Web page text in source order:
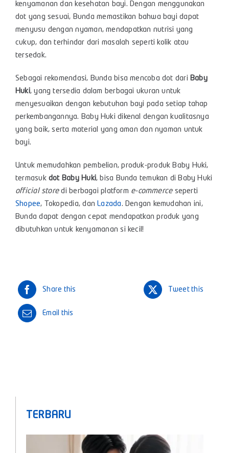
kenyamanan dan kesehatan bayi. Dengan menggunakan
dot yang sesuai, Bunda memastikan bahwa bayi dapat
menyusu dengan nyaman, mendapatkan nutrisi yang
cukup, dan terhindar dari masalah seperti kolik atau
tersedak.
Sebagai rekomendasi, Bunda bisa mencoba dot dariBaby
Huki, yang tersedia dalam berbagai ukuran untuk
menyesuaikan dengan kebutuhan bayi pada setiap tahap
perkembangannya. Baby Huki dikenal dengan kualitasnya
yang baik, serta material yang aman dan nyaman untuk
bayi.
Untuk memudahkan pembelian, produk-produk Baby Huki,
termasukdot BabyHuki, bisa Bunda temukan di Baby Huki
official storedi berbagai platform e-commerceseperti
Shopee, Tokopedia, danLazada. Dengan kemudahan ini,
Bunda dapat dengan cepat mendapatkan produk yang
dibutuhkan untuk kenyamanan si kecil!
Share this Tweet this
Email this
TERBARU